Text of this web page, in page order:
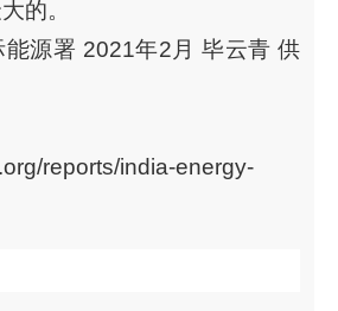
的。
源署 2021年2月 毕云青 供
reports/india-energy-